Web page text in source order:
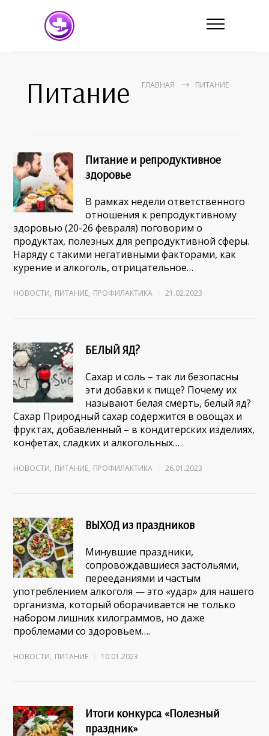
Питание ГЛАВНАЯ ПИТАНИЕ
Питание и репродуктивное
здоровье
В рамках недели ответственного
отношения к репродуктивному
здоровью (20-26 февраля) поговорим о
продуктах, полезных для репродуктивной сферы.
Наряду с такими негативными факторами, как
курение и алкоголь, отрицательное…
НОВОСТИ, ПИТАНИЕ, ПРОФИЛАКТИКА 21.02.2023
БЕЛЫЙ ЯД?
Сахар и соль – так ли безопасны
эти добавки к пище? Почему их
называют белая смерть, белый яд?
Сахар Природный сахар содержится в овощах и
фруктах, добавленный – в кондитерских изделиях,
конфетах, сладких и алкогольных…
НОВОСТИ, ПИТАНИЕ, ПРОФИЛАКТИКА 26.01.2023
ВЫХОД из праздников
Минувшие праздники,
сопровождавшиеся застольями,
перееданиями и частым
употреблением алкоголя — это «удар» для нашего
организма, который оборачивается не только
набором лишних килограммов, но даже
проблемами со здоровьем….
НОВОСТИ, ПИТАНИЕ 10.01.2023
Итоги конкурса «Полезный
праздник»